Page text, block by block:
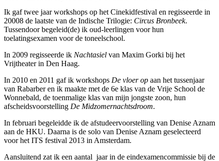
Ik gaf twee jaar workshops op het Cinekidfestival en regisseerde in
20008 de laatste van de Indische Trilogie: Circus Bronbeek.
Tussendoor begeleid(de) ik oud-leerlingen voor hun
toelatingsexamen voor de toneelschool.
In 2009 regisseerde ik Nachtasiel van Maxim Gorki bij het
Vrijtheater in Den Haag.
In 2010 en 2011 gaf ik workshops De vloer op aan het tussenjaar
van Rabarber en ik maakte met de 6e klas van de Vrije School de
Wonnebald, de toenmalige klas van mijn jongste zoon, hun
afscheidsvoorstelling De Midzomernachtsdroom.
In februari begeleidde ik de afstudeervoorstelling van Denise Aznam
aan de HKU. Daarna is de solo van Denise Aznam geselecteerd
voor het ITS festival 2013 in Amsterdam.
Aansluitend zat ik een aantal jaar in de eindexamencommissie bij de